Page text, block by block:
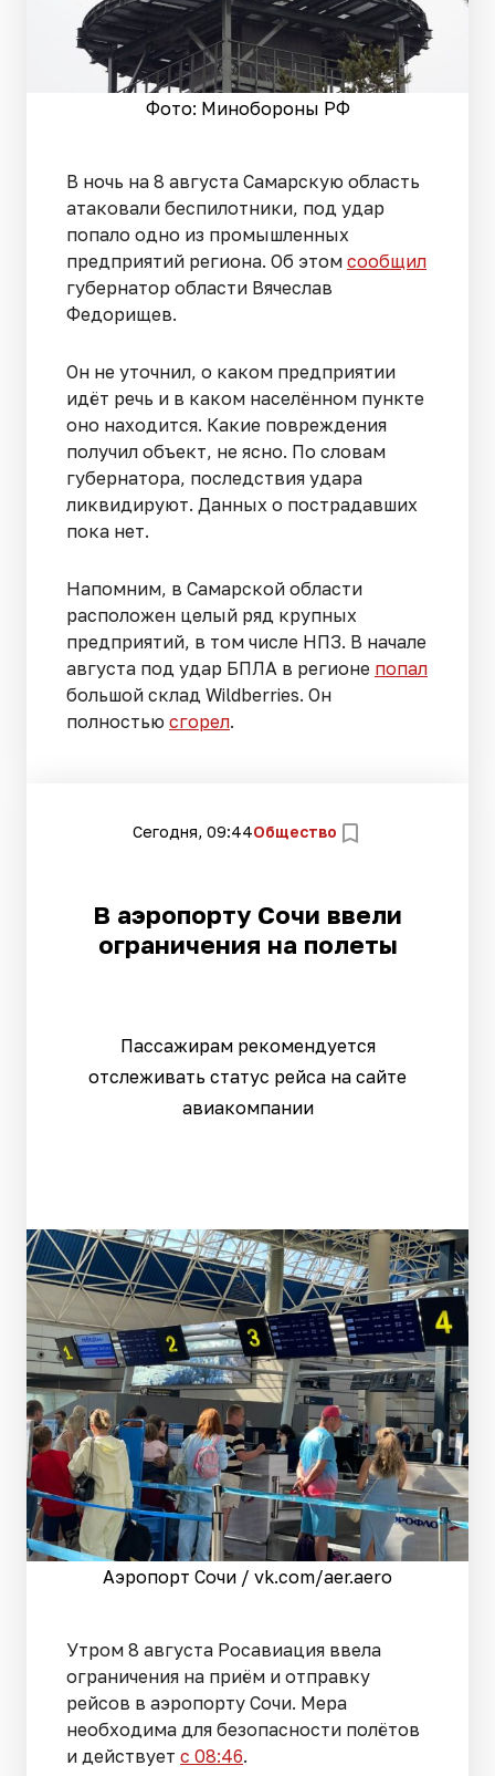
Фото: Минобороны РФ
В ночь на 8 августа Самарскую область
атаковали беспилотники, под удар
попало одно из промышленных
предприятий региона. Об этом сообщил
губернатор области Вячеслав
Федорищев.
Он не уточнил, о каком предприятии
идёт речь и в каком населённом пункте
оно находится. Какие повреждения
получил объект, не ясно. По словам
губернатора, последствия удара
ликвидируют. Данных о пострадавших
пока нет.
Напомним, в Самарской области
расположен целый ряд крупных
предприятий, в том числе НПЗ. В начале
августа под удар БПЛА в регионе попал
большой склад Wildberries. Он
полностью сгорел.
Сегодня, 09:44Общество
В аэропорту Сочи ввели
ограничения на полеты
Пассажирам рекомендуется
отслеживать статус рейса на сайте
авиакомпании
Аэропорт Сочи / vk.com/aer.aero
Утром 8 августа Росавиация ввела
ограничения на приём и отправку
рейсов в аэропорту Сочи. Мера
необходима для безопасности полётов
и действует с 08:46.